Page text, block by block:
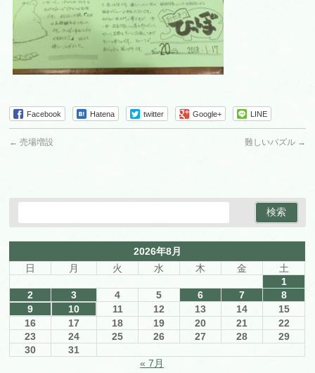
Facebook Hatena twitter Google+ LINE
← 売場増設 難しいパズル →
2026年8月
日
月 火 水 木 金
土
1
2
3 4 5 6 7
8
9
10 11 12 13 14
15
16
17 18 19 20 21
22
23
24 25 26 27 28
29
30
31
« 7月